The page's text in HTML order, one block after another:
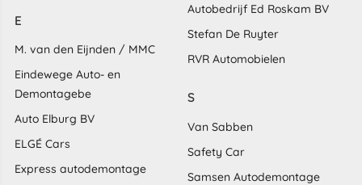
E
M. van den Eijnden / MMC
Eindewege Auto- en
Demontagebe
Auto Elburg BV
ELGÉ Cars
Express autodemontage
Autobedrijf Ed Roskam BV
Stefan De Ruyter
RVR Automobielen
S
Van Sabben
Safety Car
Samsen Autodemontage